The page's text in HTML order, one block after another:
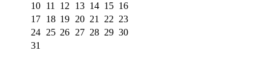
10 11 12 13 14 15 16
17 18 19 20 21 22 23
24 25 26 27 28 29 30
31